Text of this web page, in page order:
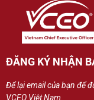
ĐĂNG KÝ NHẬN
Để lại email của bạn để
VCEO Việt Nam.